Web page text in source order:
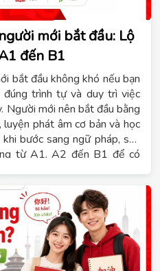
mới bắt đầu: Lộ
đến B1
bắt đầu không khó nếu bạn
trình tự và duy trì việc
Người mới nên bắt đầu bằng
phát âm cơ bản và học
bước sang ngữ pháp, sau
từ A1, A2 đến B1 để có
có khó không, học B1 mất
thức học phù hợp. Đồng
sẽ chia sẻ những kinh
tiếng Đức hiệu quả ngay từ